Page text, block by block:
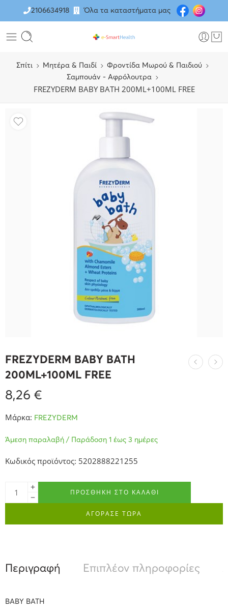
2106634918 Όλα τα καταστήματα μας
Σπίτι Μητέρα & Παιδί
Φροντίδα Μωρού & Παιδιού
Σαμπουάν - Αφρόλουτρα
FREZYDERM BABY BATH 200ML+100ML FREE
FREZYDERM BABY BATH
200ML+100ML FREE
8,26 €
Μάρκα: FREZYDERM
Άμεση παραλαβή / Παράδοση 1 έως 3 ημέρες
Κωδικός προϊόντος: 5202888221255
ΠΡΟΣΘΉΚΗ ΣΤΟ ΚΑΛΆΘΙ
ΑΓΟΡΑΣΕ ΤΩΡΑ
Περιγραφή Επιπλέον πληροφορίες
BABY BATH